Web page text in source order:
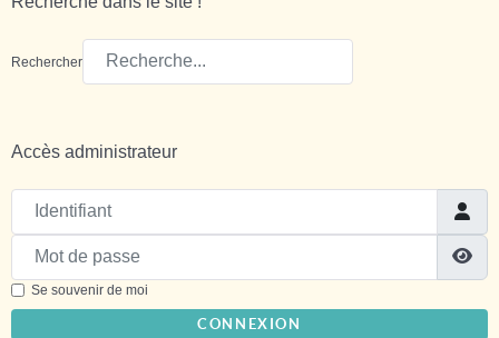
Rechercher
Accès administrateur
Se souvenir de moi
CONNEXION